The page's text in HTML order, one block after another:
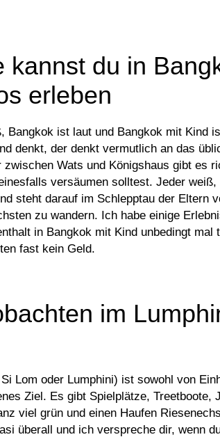
kannst du in
erleben
denkt, der denkt vermutlich an das
zwischen Wats und Königshaus gibt es
versäumen solltest. Jeder
steht darauf im Schlepptau der Eltern
zu wandern. Ich habe einige
in Bangkok mit Kind unbedingt mal
fast kein Geld.
im
Lom oder Lumphini) ist sowohl von
Ziel. Es gibt Spielplätze, Treetboote,
viel grün und einen Haufen
überall und ich verspreche dir, wenn